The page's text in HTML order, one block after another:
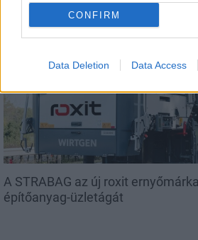
CONFIRM
Data Deletion Data Access
A STRABAG az új roxit
építőanyag-üzletágát